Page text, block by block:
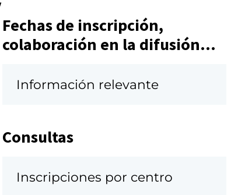
Fechas de inscripción,
colaboración en la difusión...
Información relevante
Consultas
Inscripciones por centro